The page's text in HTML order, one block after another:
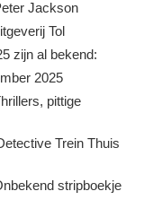
Jackson
Tol
zijn al bekend:
2025
pittige
Trein Thuis
stripboekje